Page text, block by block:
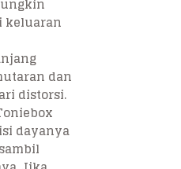
keluaran
dan
distorsi.
dayanya